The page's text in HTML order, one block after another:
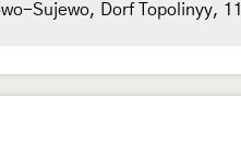
Sujewo, Dorf Topolinyy,